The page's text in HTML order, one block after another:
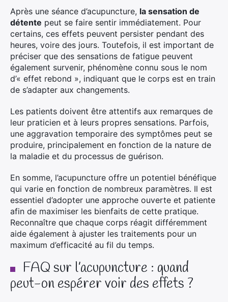
Après une séance d’acupuncture, la sensation de
détente peut se faire sentir immédiatement. Pour
certains, ces effets peuvent persister pendant des
heures, voire des jours. Toutefois, il est important de
préciser que des sensations de fatigue peuvent
également survenir, phénomène connu sous le nom
d’« effet rebond », indiquant que le corps est en train
de s’adapter aux changements.
Les patients doivent être attentifs aux remarques de
leur praticien et à leurs propres sensations. Parfois,
une aggravation temporaire des symptômes peut se
produire, principalement en fonction de la nature de
la maladie et du processus de guérison.
En somme, l’acupuncture offre un potentiel bénéfique
qui varie en fonction de nombreux paramètres. Il est
essentiel d’adopter une approche ouverte et patiente
afin de maximiser les bienfaits de cette pratique.
Reconnaître que chaque corps réagit différemment
aide également à ajuster les traitements pour un
maximum d’efficacité au fil du temps.
FAQ sur l’acupuncture : quand
peut-on espérer voir des effets ?